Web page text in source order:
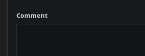
Comment